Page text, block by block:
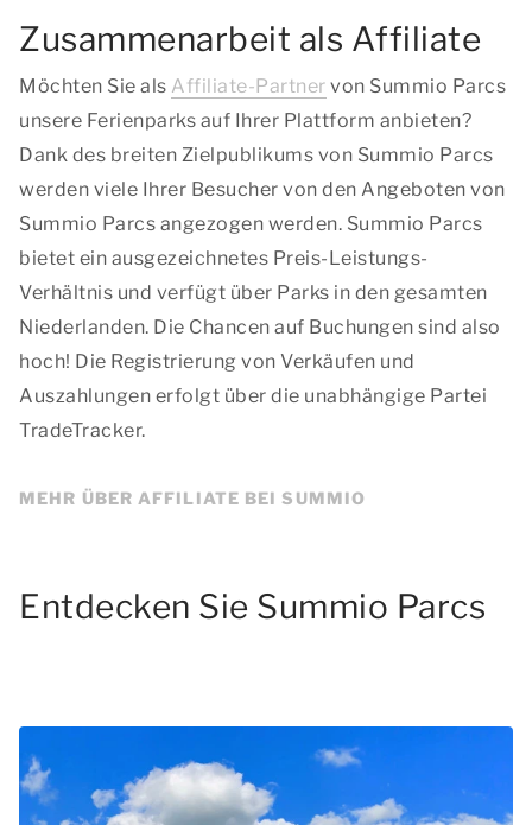
Zusammenarbeit als Affiliate
Möchten Sie als Affiliate-Partner von Summio Parcs
unsere Ferienparks auf Ihrer Plattform anbieten?
Dank des breiten Zielpublikums von Summio Parcs
werden viele Ihrer Besucher von den Angeboten von
Summio Parcs angezogen werden. Summio Parcs
bietet ein ausgezeichnetes Preis-Leistungs-
Verhältnis und verfügt über Parks in den gesamten
Niederlanden. Die Chancen auf Buchungen sind also
hoch! Die Registrierung von Verkäufen und
Auszahlungen erfolgt über die unabhängige Partei
TradeTracker.
MEHR ÜBER AFFILIATE BEI SUMMIO
Entdecken Sie Summio Parcs